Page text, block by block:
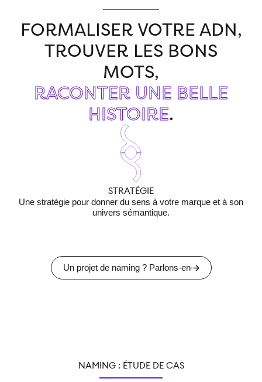
FORMALISER VOTRE ADN,
TROUVER LES BONS
MOTS,
RACONTER UNE BELLE
HISTOIRE.
STRATÉGIE
Une stratégie pour donner du sens à votre marque et à son
univers sémantique.
Un projet de naming ? Parlons-en
NAMING : ÉTUDE DE CAS